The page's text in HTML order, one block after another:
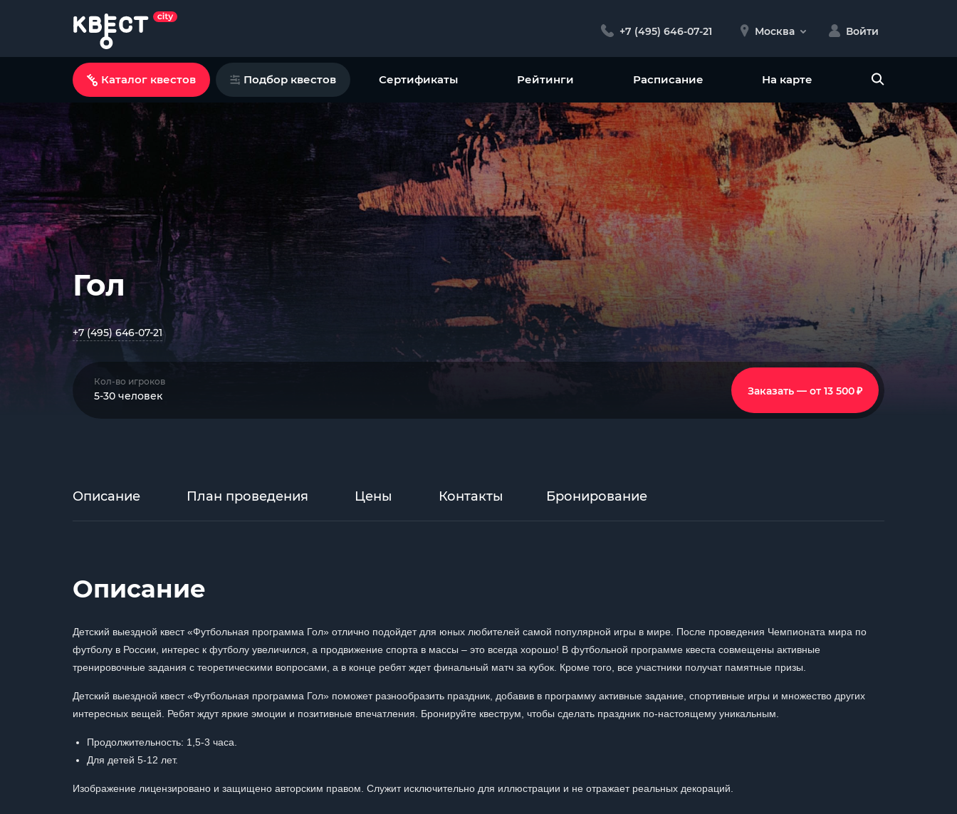
+7 (495) 646-07-21 Москва Войти
Каталог квестов Подбор квестов Сертификаты Рейтинги Расписание На карте
Гол
+7 (495) 646-07-21
Кол-во игроков
5-30 человек Заказать — от 13 500₽
Описание План проведения Цены Контакты Бронирование
Описание
Детский выездной квест «Футбольная программа Гол» отлично подойдет для юных любителей самой популярной игры в мире. После проведения Чемпионата мира по
футболу в России, интерес к футболу увеличился, а продвижение спорта в массы – это всегда хорошо! В футбольной программе квеста совмещены активные
тренировочные задания с теоретическими вопросами, а в конце ребят ждет финальный матч за кубок. Кроме того, все участники получат памятные призы.
Детский выездной квест «Футбольная программа Гол» поможет разнообразить праздник, добавив в программу активные задание, спортивные игры и множество других
интересных вещей. Ребят ждут яркие эмоции и позитивные впечатления. Бронируйте квеструм, чтобы сделать праздник по-настоящему уникальным.
Продолжительность: 1,5-3 часа.
Для детей 5-12 лет.
Изображение лицензировано и защищено авторским правом. Служит исключительно для иллюстрации и не отражает реальных декораций.